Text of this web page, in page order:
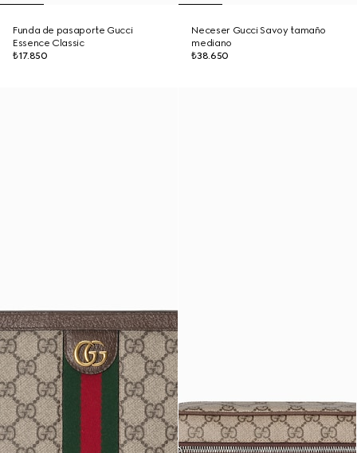
Funda de pasaporte Gucci
Essence Classic
₺17.850
Neceser Gucci Savoy tamaño
mediano
₺38.650